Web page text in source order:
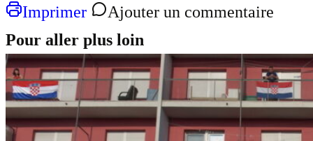
Imprimer
Ajouter un commentaire
Pour aller plus loin